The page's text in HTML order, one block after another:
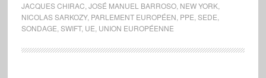
JACQUES CHIRAC JOSÉ MANUEL BARROSO, NEW YORK,
NICOLAS SARKOZY, PARLEMENT EUROPÉEN PPE SEDE
SONDAGE SWIFT, UE UNION EUROPÉENNE